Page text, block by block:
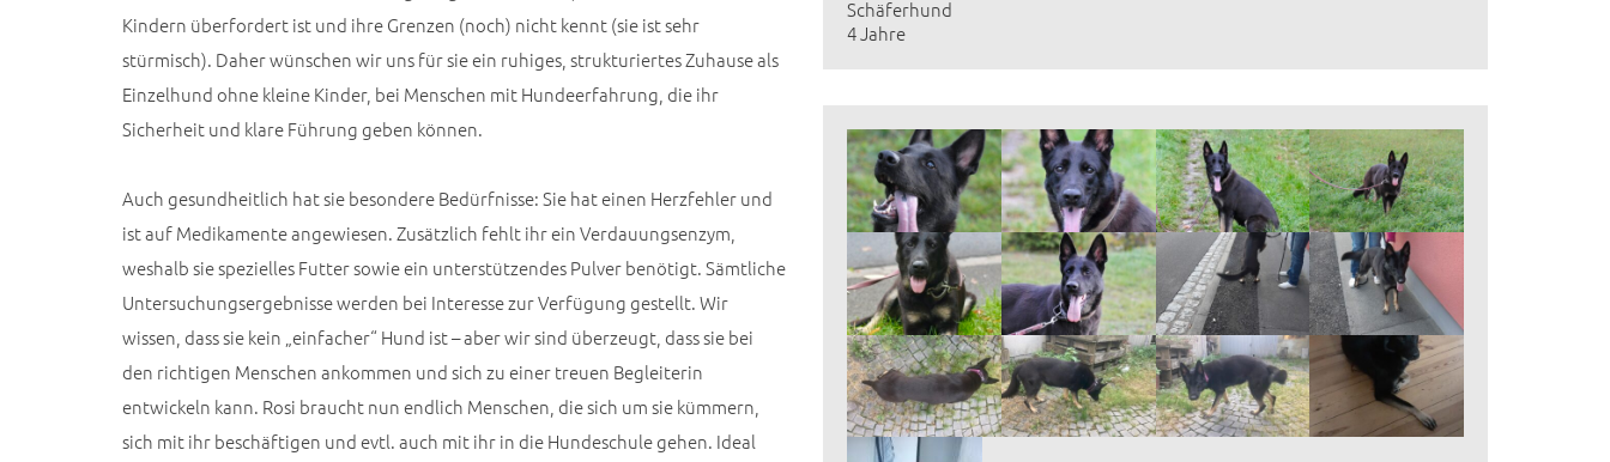
Kindern überfordert ist und ihre Grenzen (noch) nicht kennt (sie ist sehr
stürmisch). Daher wünschen wir uns für sie ein ruhiges, strukturiertes Zuhause als
Einzelhund ohne kleine Kinder, bei Menschen mit Hundeerfahrung, die ihr
Sicherheit und klare Führung geben können.
Auch gesundheitlich hat sie besondere Bedürfnisse: Sie hat einen Herzfehler und
ist auf Medikamente angewiesen. Zusätzlich fehlt ihr ein Verdauungsenzym,
weshalb sie spezielles Futter sowie ein unterstützendes Pulver benötigt. Sämtliche
Untersuchungsergebnisse werden bei Interesse zur Verfügung gestellt. Wir
wissen, dass sie kein „einfacher“ Hund ist – aber wir sind überzeugt, dass sie bei
den richtigen Menschen ankommen und sich zu einer treuen Begleiterin
entwickeln kann. Rosi braucht nun endlich Menschen, die sich um sie kümmern,
sich mit ihr beschäftigen und evtl. auch mit ihr in die Hundeschule gehen. Ideal
Schäferhund
4 Jahre